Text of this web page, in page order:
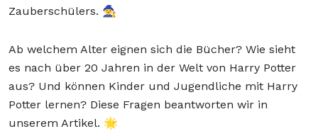
Zauberschülers. 🧙
Ab welchem Alter eignen sich die Bücher? Wie sieht
es nach über 20 Jahren in der Welt von Harry Potter
aus? Und können Kinder und Jugendliche mit Harry
Potter lernen? Diese Fragen beantworten wir in
unserem Artikel. 🌟